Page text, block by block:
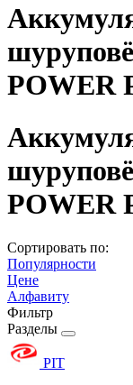
POWER
POWER
Сортировать по:
Популярности
Цене
Алфавиту
Фильтр
Разделы
PIT